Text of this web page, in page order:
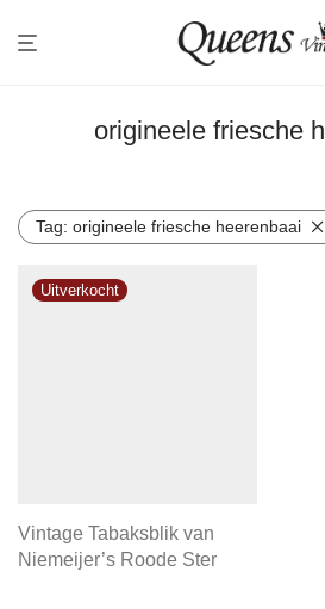
origineele friesche
Tag: origineele friesche heerenbaai
Vintage Tabaksblik van
Niemeijer’s Roode Ster